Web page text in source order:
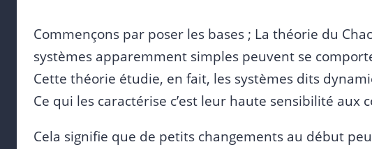
Commençons par poser les bases ; La théorie du
systèmes apparemment simples peuvent se
Cette théorie étudie, en fait, les systèmes dits
Ce qui les caractérise c’est leur haute sensibilité aux
Cela signifie que de petits changements au début